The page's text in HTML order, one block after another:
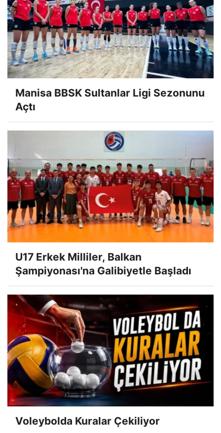
Manisa BBSK Sultanlar Ligi Sezonunu
Açtı
U17 Erkek Milliler, Balkan
Şampiyonası'na Galibiyetle Başladı
Voleybolda Kuralar Çekiliyor